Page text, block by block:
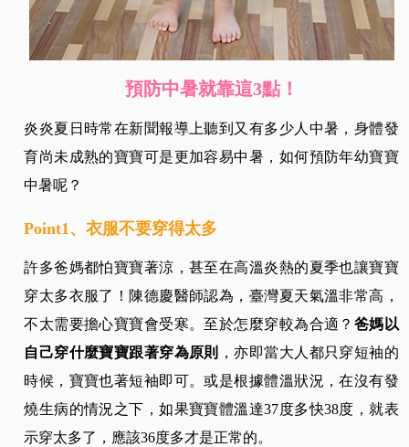
預防中暑就靠這3點！
炎炎夏日時常在新聞報導上聽到又有多少人中暑，身體發
育尚未成熟的寶寶可是更加容易中暑，如何預防年幼寶寶
中暑呢？
Point1、衣服不要穿得太多
許多爸媽都怕寶寶著涼，甚至在高溫炎熱的夏季也讓寶寶
穿太多衣服了！陳德慶醫師認為，臺灣夏天氣溫非常高，
不太需要擔心寶寶會受寒。至於怎麼穿較為合適？ 爸媽以
自己穿什麼寶寶跟著穿為原則
，亦即當大人都只穿短袖的
時候，寶寶也著短袖即可。或是根據體溫狀況，在沒有發
燒生病的情況之下，如果寶寶體溫達37度多快38度，就表
示穿太多了，應該36度多才是正常的。